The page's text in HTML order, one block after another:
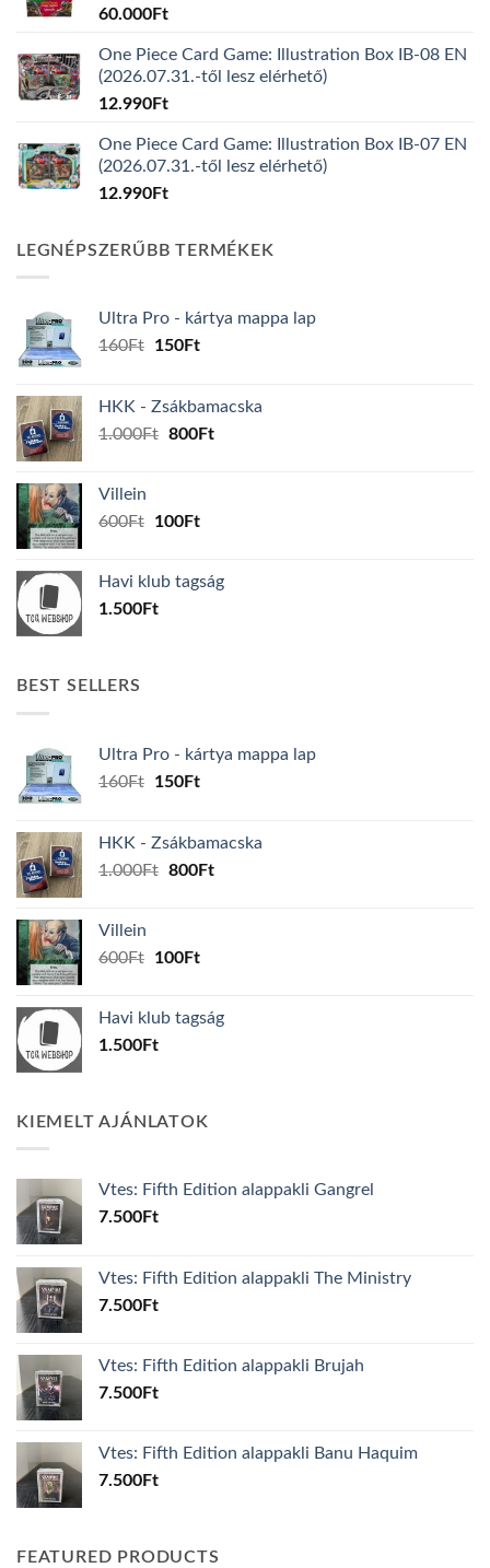
60.000Ft
One Piece Card Game: Illustration Box IB-08 EN
(2026.07.31.-től lesz elérhető)
12.990Ft
One Piece Card Game: Illustration Box IB-07 EN
(2026.07.31.-től lesz elérhető)
12.990Ft
LEGNÉPSZERŰBB TERMÉKEK
Ultra Pro - kártya mappa lap
160Ft
Original
160Ft.
150FtCurrent
150Ft.
HKK - Zsákbamacska
1.000Ft Original
800FtCurrent
Villein
600Ft
Original
600Ft.
100FtCurrent
100Ft.
Havi klub tagság
1.500Ft
BEST SELLERS
Ultra Pro - kártya mappa lap
160Ft
Original
160Ft.
150FtCurrent
150Ft.
HKK - Zsákbamacska
1.000Ft Original
800FtCurrent
Villein
600Ft
Original
600Ft.
100FtCurrent
100Ft.
Havi klub tagság
1.500Ft
KIEMELT AJÁNLATOK
Vtes: Fifth Edition alappakli Gangrel
7.500Ft
Vtes: Fifth Edition alappakli The Ministry
7.500Ft
Vtes: Fifth Edition alappakli Brujah
7.500Ft
Vtes: Fifth Edition alappakli Banu Haquim
7.500Ft
FEATURED PRODUCTS